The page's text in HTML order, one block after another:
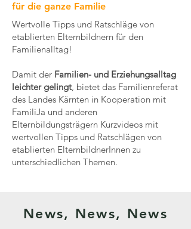
für die ganze Familie
Wertvolle Tipps und Ratschläge von
etablierten Elternbildnern für den
Familienalltag!
Damit der Familien- und Erziehungsalltag
leichter gelingt, bietet das Familienreferat
des Landes Kärnten in Kooperation mit
FamiliJa und anderen
Elternbildungsträgern Kurzvideos mit
wertvollen Tipps und Ratschlägen von
etablierten ElternbildnerInnen zu
unterschiedlichen Themen.
News, News, News